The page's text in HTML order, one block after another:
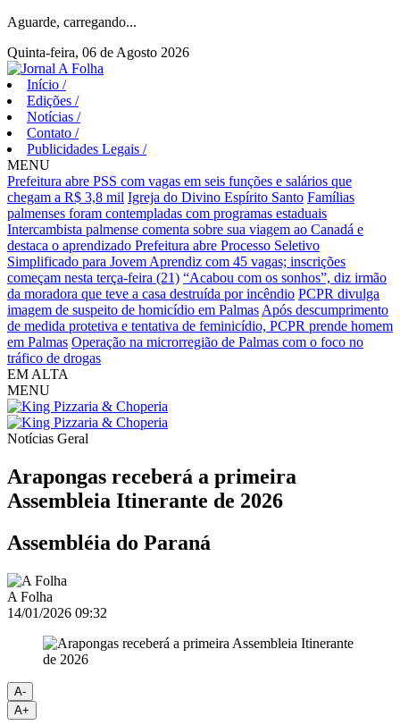
Aguarde, carregando...
Quinta-feira, 06 de Agosto 2026
Início /
Edições /
Notícias /
Contato /
Publicidades Legais /
MENU
Prefeitura abre PSS com vagas em seis funções e salários que
chegam a R$ 3,8 mil Igreja do Divino Espírito Santo Famílias
palmenses foram contempladas com programas estaduais
Intercambista palmense comenta sobre sua viagem ao Canadá e
destaca o aprendizado Prefeitura abre Processo Seletivo
Simplificado para Jovem Aprendiz com 45 vagas; inscrições
começam nesta terça-feira (21) “Acabou com os sonhos”, diz irmão
da moradora que teve a casa destruída por incêndio PCPR divulga
imagem de suspeito de homicídio em Palmas Após descumprimento
de medida protetiva e tentativa de feminicídio, PCPR prende homem
em Palmas Operação na microrregião de Palmas com o foco no
tráfico de drogas
EM ALTA
MENU
Notícias Geral
Arapongas receberá a primeira
Assembleia Itinerante de 2026
Assembléia do Paraná
A Folha
14/01/2026 09:32
A-
A+